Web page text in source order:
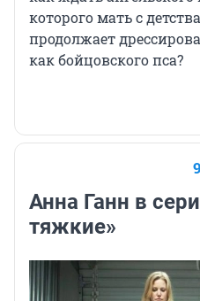
которого мать с
продолжает
как бойцовского пса?
9
Анна Ганн в
тяжкие»